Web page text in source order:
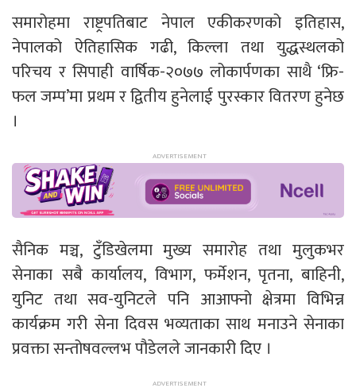
समारोहमा राष्ट्रपतिबाट नेपाल एकीकरणको इतिहास,
नेपालको ऐतिहासिक गढी, किल्ला तथा युद्धस्थलको
परिचय र सिपाही वार्षिक-२०७७ लोकार्पणका साथै ‘फ्रि-
फल जम्प’मा प्रथम र द्वितीय हुनेलाई पुरस्कार वितरण हुनेछ
।
सैनिक मञ्च, टुँडिखेलमा मुख्य समारोह तथा मुलुकभर
सेनाका सबै कार्यालय, विभाग, फर्मेशन, पृतना, बाहिनी,
युनिट तथा सव-युनिटले पनि आआफ्नो क्षेत्रमा विभिन्न
कार्यक्रम गरी सेना दिवस भव्यताका साथ मनाउने सेनाका
प्रवक्ता सन्तोषवल्लभ पौडेलले जानकारी दिए ।